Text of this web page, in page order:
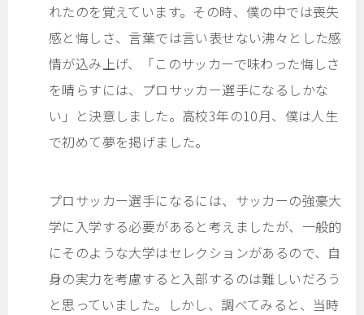
れたのを覚えています。その時、僕の中では喪失
感と悔しさ、言葉では言い表せない沸々とした感
情が込み上げ、「このサッカーで味わった悔しさ
を晴らすには、プロサッカー選手になるしかな
い」と決意しました。高校3年の10月、僕は人生
で初めて夢を掲げました。
プロサッカー選手になるには、サッカーの強豪大
学に入学する必要があると考えましたが、一般的
にそのような大学はセレクションがあるので、自
身の実力を考慮すると入部するのは難しいだろう
と思っていました。しかし、調べてみると、当時